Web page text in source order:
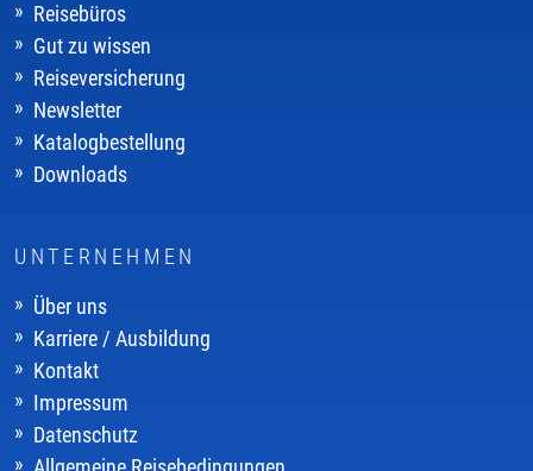
Reisebüros
Gut zu wissen
Reiseversicherung
Newsletter
Katalogbestellung
Downloads
UNTERNEHMEN
Über uns
Karriere / Ausbildung
Kontakt
Impressum
Datenschutz